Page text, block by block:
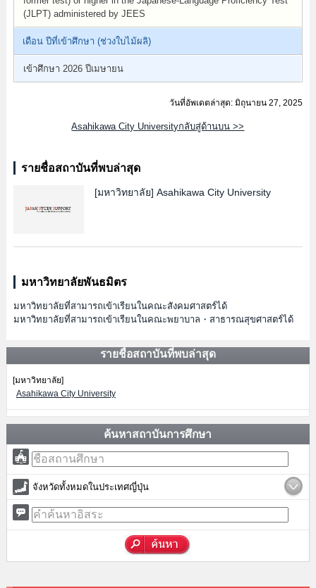
(JLPT) administered by JEES
เดือน ปีที่เข้าศึกษา (ช่วงใบไม้ผลิ)
เข้าศึกษา 2026 ปีเมษายน
วันที่อัพเดตล่าสุด: มิถุนายน 27, 2025
Asahikawa City Universityกลับสู่ด้านบน >>
รายชื่อสถาบันที่พบล่าสุด
[มหาวิทยาลัย] Asahikawa City University
มหาวิทยาลัยพันธมิตร
มหาวิทยาลัยที่สามารถเข้าเรียนในคณะสังคมศาสตร์ได้
มหาวิทยาลัยที่สามารถเข้าเรียนในคณะพยาบาล・สาธารณสุขศาสตร์ได้
รายชื่อสถาบันที่พบล่าสุด
[มหาวิทยาลัย]
Asahikawa City University
ค้นหาสถาบันการศึกษา
จังหวัดทั้งหมดในประเทศญี่ปุ่น